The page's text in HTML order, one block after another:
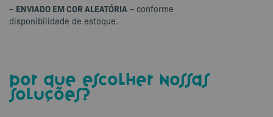
– ENVIADO EM COR ALEATÓRIA – conforme
disponibilidade de estoque.
por que escolher nossas
soluções?